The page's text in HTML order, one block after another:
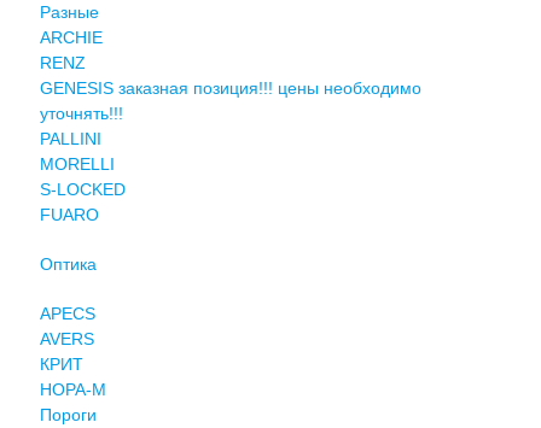
Разные
ARCHIE
RENZ
GENESIS заказная позиция!!! цены необходимо
уточнять!!!
PALLINI
MORELLI
S-LOCKED
FUARO
Оптика
APECS
AVERS
КРИТ
НОРА-М
Пороги